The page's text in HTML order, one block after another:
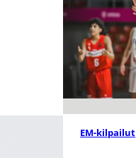
EM-kilpailut